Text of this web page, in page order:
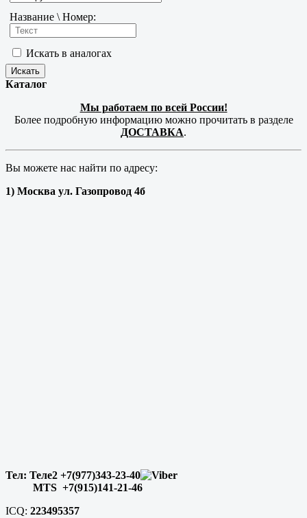
Название \ Номер:
Искать в аналогах
Каталог
Мы работаем по всей России!
Более подробную информацию можно прочитать в разделе
ДОСТАВКА.
Вы можете нас найти по адресу:
1) Москва ул. Газопровод 4б
Тел: Теле2 +7(977)343-23-40
MTS +7(915)141-21-46
ICQ: 223495357